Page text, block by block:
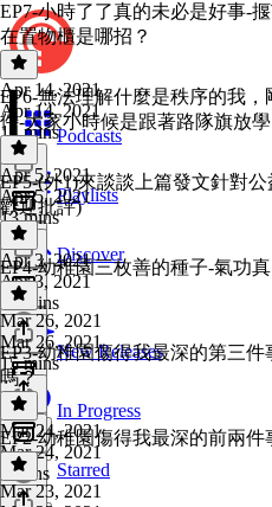
Podcasts
Playlists
Discover
New Releases
In Progress
Starred
EP7-小時了了真的未必是好事-
在置物櫃是哪招？
Apr 14, 2021
Apr 14, 2021
14 mins
EP6-無法理解什麼是秩序的我
件-大家小時候是跟著路隊旗放學
Apr 5, 2021
Apr 5, 2021
13 mins
EP5-(外1)來談談上篇發文針對
歡迎批評)
Apr 3, 2021
Apr 3, 2021
24 mins
EP4-幼稚園三枚善的種子-氣功
Mar 26, 2021
Mar 26, 2021
15 mins
EP3-幼稚園傷得我最深的第三
嗎？
Mar 24, 2021
Mar 24, 2021
8 mins
EP2-幼稚園傷得我最深的前兩
Mar 23, 2021